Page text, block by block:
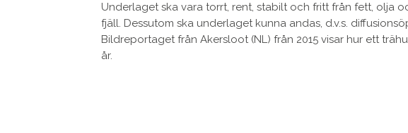
Underlaget ska vara torrt, rent, stabilt och fritt från fett, olja
fjäll. Dessutom ska underlaget kunna andas, d.v.s.
Bildreportaget från Akersloot (NL) från 2015 visar hur ett
år.